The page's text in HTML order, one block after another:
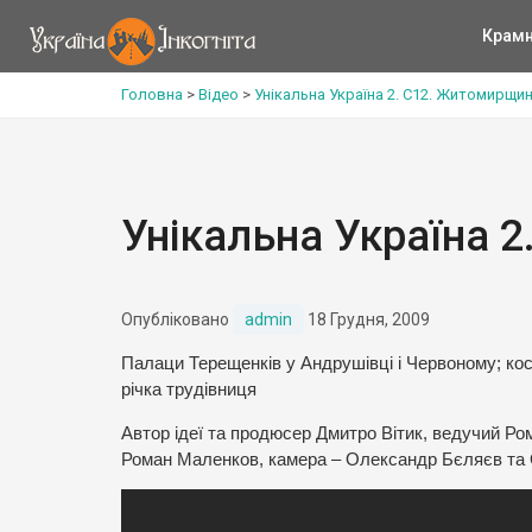
Головна > Відео > Унікальна Україна 2. С12.
Унікальна
Опубліковано admin 18 Грудня, 2009
Палаци Терещенків у Андрушівці і Червоному;
річка трудівниця
Автор ідеї та продюсер Дмитро Вітик, ведучий
Роман Маленков, камера – Олександр Бєляєв